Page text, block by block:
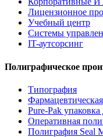
Лицензионное
Учебный центр
Системы
IT-аутсорсинг
Полиграфическое
Типография
Pure-Pak
Оперативная
Полиграфия Seal